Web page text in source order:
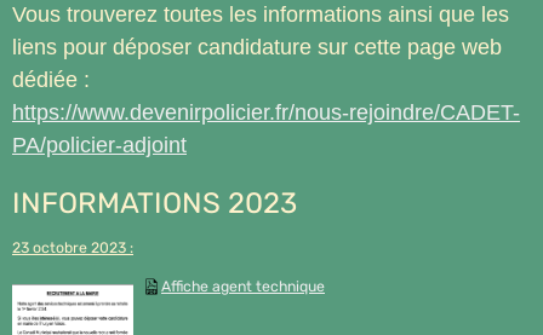
Vous trouverez toutes les informations ainsi que les
liens pour déposer candidature sur cette page web
dédiée :
https://www.devenirpolicier.fr/nous-rejoindre/CADET-
PA/policier-adjoint
INFORMATIONS 2023
23 octobre 2023 :
Affiche agent technique